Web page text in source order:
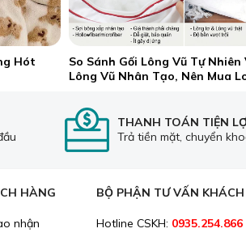
Hót
So Sánh Gối Lông Vũ Tự Nhiên
Lông Vũ Nhân Tạo, Nên Mua
THANH TOÁN TIỆN
Trả tiền mặt, chuyển
HÀNG
nhận
BỘ PHẬN TƯ VẤN
Hotline CSKH: 0935.254.866